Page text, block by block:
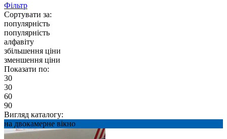
Фільтр
Сортувати за:
популярність
популярність
алфавіту
збільшення ціни
зменшення ціни
Показати по:
30
30
60
90
Вигляд каталогу:
на двокамерне вікно